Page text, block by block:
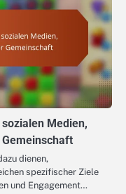
Medien,
dienen,
spezifischer Ziele
und Engagement…